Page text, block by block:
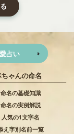
占い
ゃんの命名
命名の基礎知識
命名の実例解説
人気の1文字名
え字別名前一覧